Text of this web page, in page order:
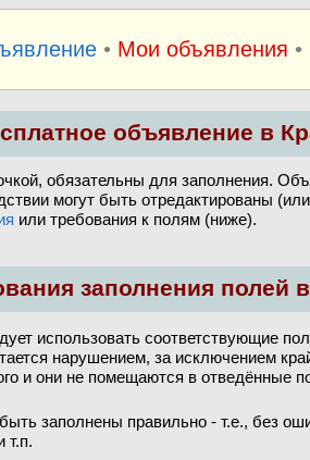
• Мои объявления •
объявление в
обязательны для заполнения.
могут быть отредактированы
или требования к полям (ниже).
заполнения полей
использовать соответствующие
нарушением, за исключением
и они не помещаются в отведённые
заполнены правильно - т.е., без
т.п.